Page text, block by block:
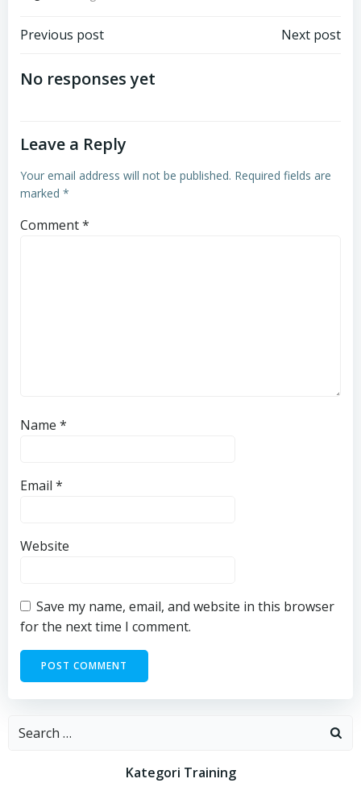
Post
navigation
Previous post Next post
No responses yet
Leave a Reply
Your email address will not be published. Required fields are
marked *
Comment*
Name *
Email *
Website
Save my name, email, and website in this browser
for the next time I comment.
Search
Kategori Training